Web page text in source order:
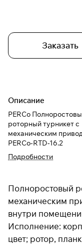
Заказать
Описание
PERCo
роторный турникет с
механическим
PERCo-RTD-16.2
Подробности
Полноростовый
механическим
внутри
Исполнение:
цвет; ротор,